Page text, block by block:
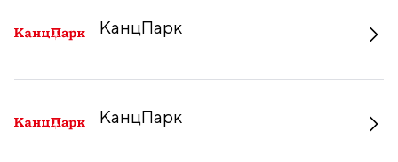
КанцПарк
КанцПарк